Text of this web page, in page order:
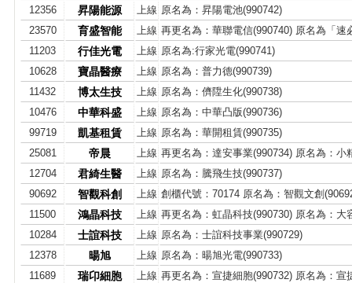
12356
昇陽能源 上線 原名為：昇陽電池(990742)
23570
育盛智能 上線 再更名為：華聯電信(990740) 原名為「速
11203
行佳光電 上線 原名為:行家光電(990741)
10628
寶晶醫療 上線 原名為：普力德(990739)
11432
博太生技 上線 原名為：儕陞生化(990738)
10476
中華科盛 上線 原名為：中華凸版(990736)
99719
凱基租賃 上線 原名為：華開租賃(990735)
25081
帝晨 上線 再更名為：達安事業(990734) 原名為：小
12704
君綺生醫 上線 原名為：騰飛生技(990737)
90692
智觀科創 上線 創櫃代號：70174 原名為：智觀文創
11500
鴻晶科技 上線 再更名為：虹晶科技(990730) 原名為：大
10284
士誼科技 上線 原名為：士誼科技事業(990729)
12378
暘旭 上線 原名為：暘旭光電(990733)
11689
瑞卬細胞 上線 再更名為：宣捷細胞(990732) 原名為：宣